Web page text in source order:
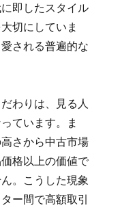
即したスタイル
切にしていま
される普遍的な
わりは、見る人
ています。ま
さから中古市場
格以上の価値で
。こうした現象
ー間で高額取引